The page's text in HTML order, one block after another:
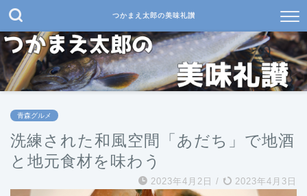
つかまえ太郎の美味礼讃
青森グルメ
洗練された和風空間「あだち」で地酒
と地元食材を味わう
2023年4月2日 / 2023年4月3日